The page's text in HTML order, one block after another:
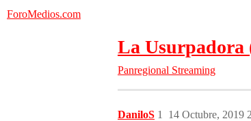
ForoMedios.com
La Usurpadora
Panregional Streaming
DaniloS 14 Octubre, 2019
1